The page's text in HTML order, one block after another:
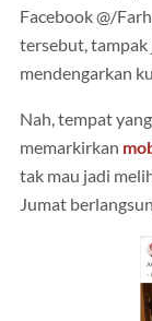
Facebook @/
tersebut,
mendengarkan
Nah, tempat
memarkirkan
tak mau jadi
Jumat